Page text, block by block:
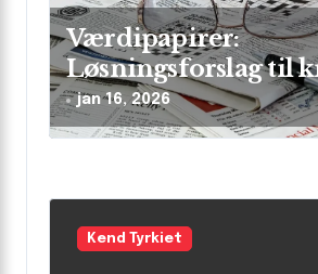
n
Værdipapirer:
Løsningsforslag til
jan 16, 2026
Kend Tyrkiet